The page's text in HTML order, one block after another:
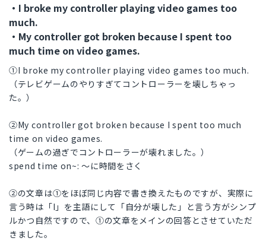
・I broke my controller playing video games too
much.
・My controller got broken because I spent too
much time on video games.
①I broke my controller playing video games too much.
（テレビゲームのやりすぎてコントローラーを壊しちゃっ
た。）
②My controller got broken because I spent too much
time on video games.
（ゲームの過ぎでコントローラーが壊れました。）
spend time on~: 〜に時間をさく
②の文章は①をほぼ同じ内容で書き換えたものですが、実際に
言う時は「I」を主語にして「自分が壊した」と言う方がシンプ
ルかつ自然ですので、①の文章をメインの回答とさせていただ
きました。